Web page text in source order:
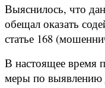
Выяснилось, что
обещал оказать
статье 168
В настоящее время
меры по выявлению